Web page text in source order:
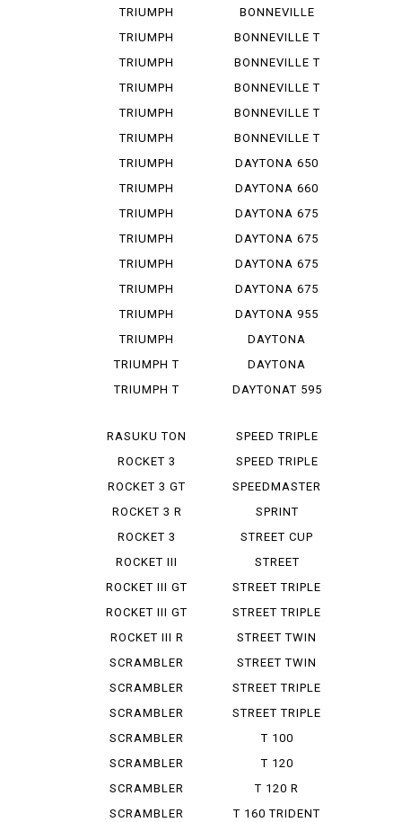
SCRAMBLE...
TRIUMPH
SPEED T...
TRIUMPH
SPEED T...
TRIUMPH
SPEED 400
TRIUMPH
STREET ...
TRIUMPH
STREET ...
TRIUMPH
STREET ...
TRIUMPH
THRUXTON...
TRIUMPH
TIGER S...
TRIUMPH
TIGER 12...
TRIUMPH
TIGER 80...
TRIUMPH
TIGER 90...
TRIUMPH
TIGER 90...
TRIUMPH
TRIDENT ...
TRIUMPH
SPEED TRI...
TRIUMPH T
100 BON...
TRIUMPH T
865
BONNEVILLE
BO BAR
BONNEVILLE T
100
BONNEVILLE T
100 B...
BONNEVILLE T
100 I...
BONNEVILLE T
120
BONNEVILLE T
140
DAYTONA 650
DAYTONA 660
DAYTONA 675
DAYTONA 675
R
DAYTONA 675
R ABS
DAYTONA 675
SE
DAYTONA 955
I
DAYTONA
MOTO 2 765
DAYTONA
MOTO 2 765...
DAYTONAT 595
RASUKU TON
900
ROCKET 3
ROCKET 3 GT
STORM
ROCKET 3 R
ROCKET 3
STORM GT
ROCKET III
ROADSTER
ROCKET III GT
ROCKET III GT
STORM
ROCKET III R
SCRAMBLER
SCRAMBLER
STEREO ...
SCRAMBLER
1200 X
SCRAMBLER
1200 XC
SCRAMBLER
1200 XE
SCRAMBLER
400 X
SCRAMBLER
SPEED TRIPLE
955 I
SPEED TRIPLE
RS
SPEEDMASTER
SPRINT
STREET CUP
STREET
SCRAMBLER
STREET TRIPLE
R LOW
STREET TRIPLE
RS
STREET TWIN
STREET TWIN
900
STREET TRIPLE
STREET TRIPLE
R
T 100
BONNEVILLE
T 120
BONNEVILLE
T 120 R
BONNEVILLE
T 160 TRIDENT